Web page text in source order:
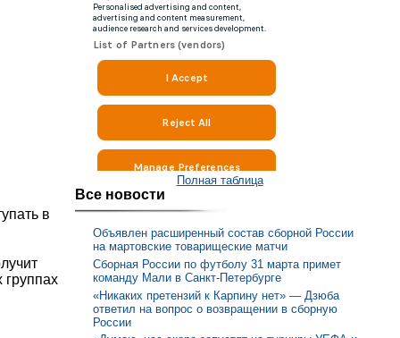
в
Полная таблица
Все новости
Объявлен расширенный состав сборной России
на мартовские товарищеские матчи
Сборная России по футболу 31 марта примет
команду Мали в Санкт-Петербурге
«Никаких претензий к Карпину нет» — Дзюба
ответил на вопрос о возвращении в сборную
России